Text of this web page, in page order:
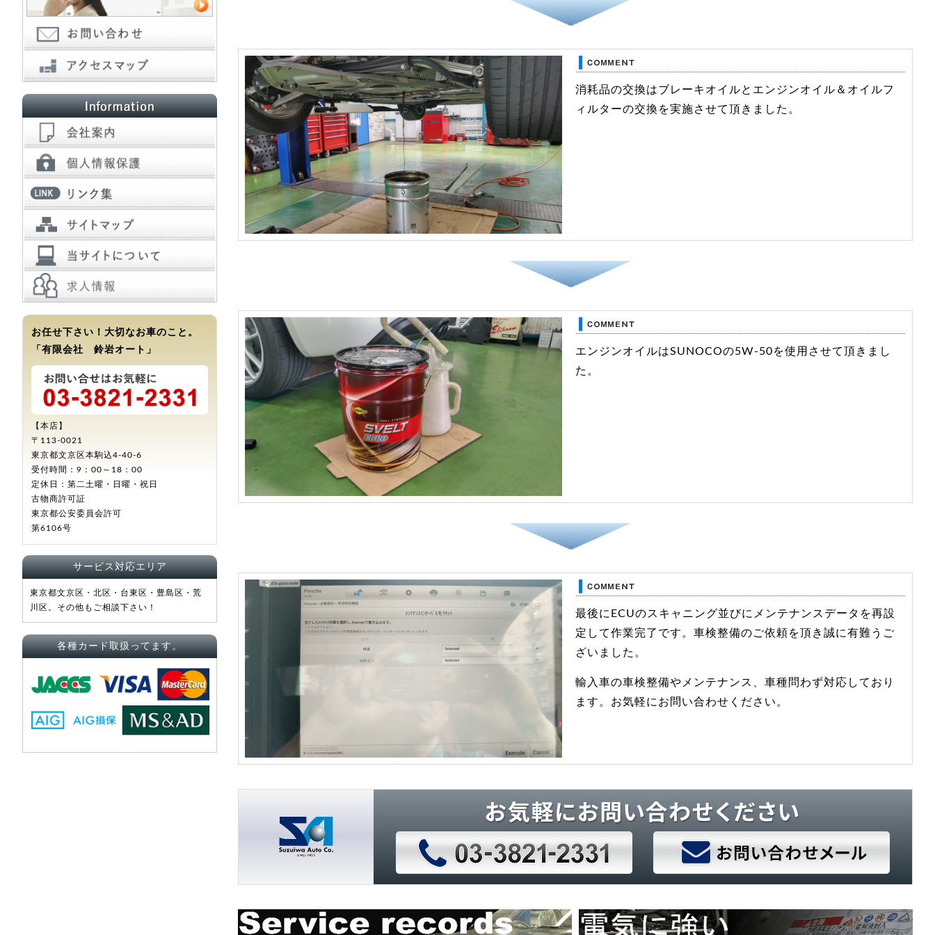
消耗品の交換はブレーキオイルとエンジンオイル＆オイルフ
ィルターの交換を実施させて頂きました。
エンジンオイルはSUNOCOの5W-50を使用させて頂きまし
た。
最後にECUのスキャニング並びにメンテナンスデータを再設
定して作業完了です。車検整備のご依頼を頂き誠に有難うご
ざいました。
輸入車の車検整備やメンテナンス、車種問わず対応しており
ます。お気軽にお問い合わせください。
お任せ下さい！大切なお車のこと。
「有限会社 鈴岩オート」
【本店】
〒113-0021
東京都文京区本駒込4-40-6
受付時間：9：00～18：00
定休日：第二土曜・日曜・祝日
古物商許可証
東京都公安委員会許可
第6106号
サービス対応エリア
東京都文京区・北区・台東区・豊島区・荒
川区。その他もご相談下さい！
各種カード取扱ってます。